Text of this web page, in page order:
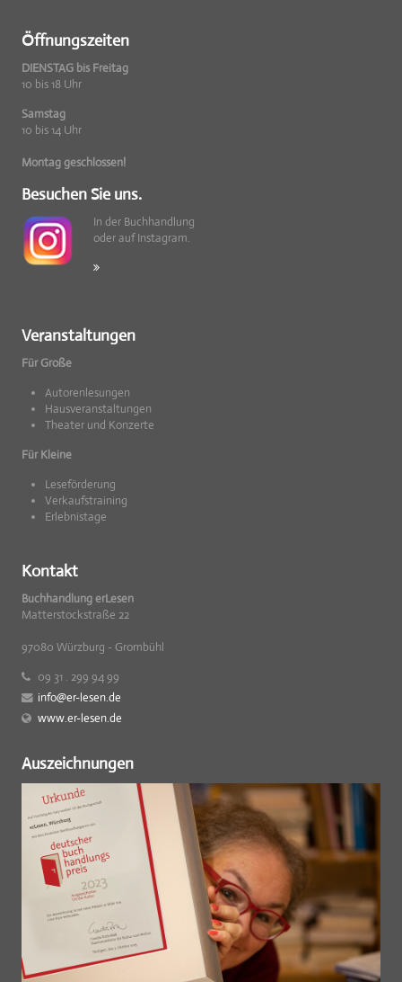
Öffnungszeiten
DIENSTAG bis Freitag
10 bis 18 Uhr
Samstag
10 bis 14 Uhr
Montag geschlossen!
Besuchen Sie uns.
In der Buchhandlung
oder auf Instagram.
Veranstaltungen
Für Große
Autorenlesungen
Hausveranstaltungen
Theater und Konzerte
Für Kleine
Leseförderung
Verkaufstraining
Erlebnistage
Kontakt
Buchhandlung erLesen
Matterstockstraße 22
97080 Würzburg - Grombühl
09 31 . 299 94 99
info@er-lesen.de
www.er-lesen.de
Auszeichnungen